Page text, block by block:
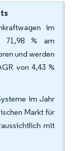
im
71,98 % am
und werden
von 4,43 %
im Jahr
Markt für
mit